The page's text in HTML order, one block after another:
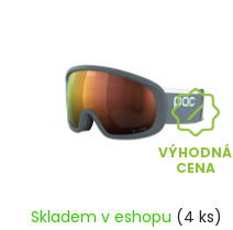
VÝHODNÁ
CENA
Skladem v eshopu (4 ks)